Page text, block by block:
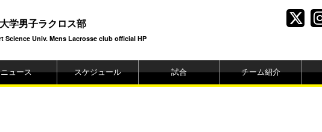
学男子ラクロス部
Science Univ. Mens Lacrosse club official HP
ニュース スケジュール 試合 チーム紹介